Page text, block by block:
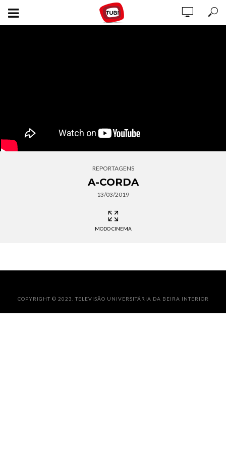
REPORTAGENS
A-CORDA
13/03/2019
MODO CINEMA
COPYRIGHT © 2023. TELEVISÃO UNIVERSITÁRIA DA BEIRA INTERIOR